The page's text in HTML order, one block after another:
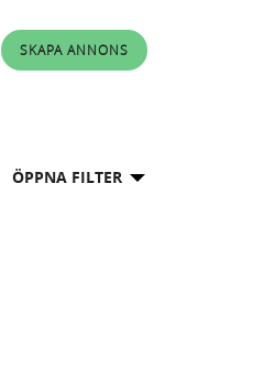
SKAPA ANNONS
ÖPPNA FILTER